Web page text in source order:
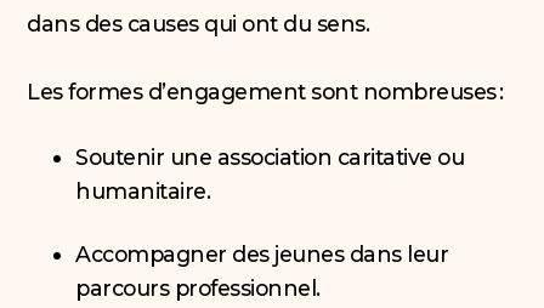
dans des causes qui ont du sens.
Les formes d’engagement sont nombreuses :
Soutenir une association caritative ou
humanitaire.
Accompagner des jeunes dans leur
parcours professionnel.